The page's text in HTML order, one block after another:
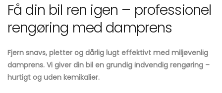
Få din bil ren igen – professionel
rengøring med damprens
Fjern snavs, pletter og dårlig lugt effektivt med miljøvenlig
damprens. Vi giver din bil en grundig indvendig rengøring –
hurtigt og uden kemikalier.